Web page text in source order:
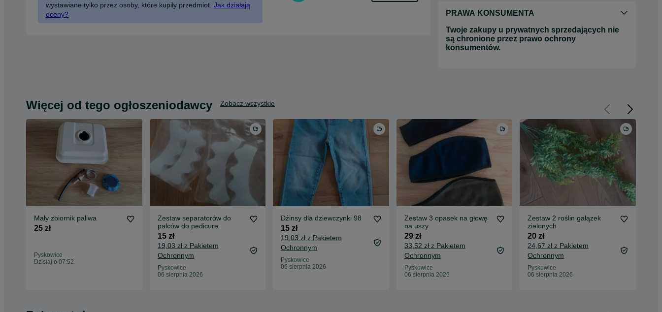
wystawiane tylko przez osoby, które kupiły przedmiot. Jak działają
oceny?
PRAWA KONSUMENTA
Twoje zakupy u prywatnych sprzedających nie
są chronione przez prawo ochrony
konsumentów.
Więcej od tego ogłoszeniodawcy Zobacz wszystkie
Mały zbiornik paliwa
25 zł
Pyskowice
Dzisiaj o 07:52
Zestaw separatorów do
palców do pedicure
15 zł
19,03 zł z Pakietem
Ochronnym
Pyskowice
06 sierpnia 2026
Dżinsy dla dziewczynki 98
15 zł
19,03 zł z Pakietem
Ochronnym
Pyskowice
06 sierpnia 2026
Zestaw 3 opasek na głowę
na uszy
29 zł
33,52 zł z Pakietem
Ochronnym
Pyskowice
06 sierpnia 2026
Zestaw 2 roślin gałązek
zielonych
20 zł
24,67 zł z Pakietem
Ochronnym
Pyskowice
06 sierpnia 2026